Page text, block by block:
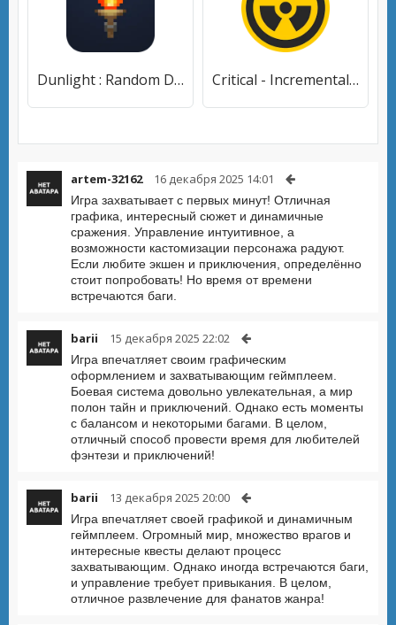
Dunlight : Random Defense Critical - Incremental Reactor
artem-32162 16 декабря 2025 14:01
Игра захватывает с первых минут! Отличная
графика, интересный сюжет и динамичные
сражения. Управление интуитивное, а
возможности кастомизации персонажа радуют.
Если любите экшен и приключения, определённо
стоит попробовать! Но время от времени
встречаются баги.
barii 15 декабря 2025 22:02
Игра впечатляет своим графическим
оформлением и захватывающим геймплеем.
Боевая система довольно увлекательная, а мир
полон тайн и приключений. Однако есть моменты
с балансом и некоторыми багами. В целом,
отличный способ провести время для любителей
фэнтези и приключений!
barii 13 декабря 2025 20:00
Игра впечатляет своей графикой и динамичным
геймплеем. Огромный мир, множество врагов и
интересные квесты делают процесс
захватывающим. Однако иногда встречаются баги,
и управление требует привыкания. В целом,
отличное развлечение для фанатов жанра!